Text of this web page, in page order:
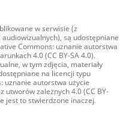
w serwisie (z
audiowizualnych), są udostępniane
Commons: uznanie autorstwa
4.0 (CC BY-SA 4.0).
w tym zdjęcia, materiały
na licencji typu
uznanie autorstwa użycie
utworów zależnych 4.0 (CC BY-
jest to stwierdzone inaczej.